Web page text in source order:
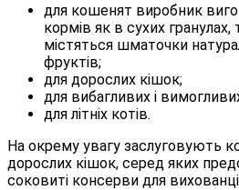
для кошенят виробник
кормів як в сухих гранулах,
містяться шматочки
фруктів;
для дорослих кішок;
для вибагливих і
для літніх котів.
На окрему увагу заслуговують
дорослих кішок, серед яких
соковиті консерви для